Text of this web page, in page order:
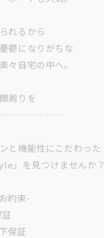
れるから
鬱になりがちな
々自宅の中へ｡
周りを
と機能性にこだわった
」を見つけませんか？
約束-
保証